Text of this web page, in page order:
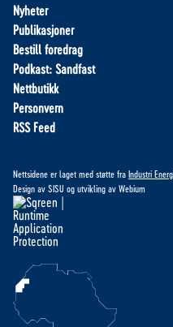
Nyheter
Publikasjoner
Bestill foredrag
Podkast: Sandfast
Nettbutikk
Personvern
RSS Feed
Nettsidene er laget med støtte fra Industri
Design av SISU og utvikling av Webium